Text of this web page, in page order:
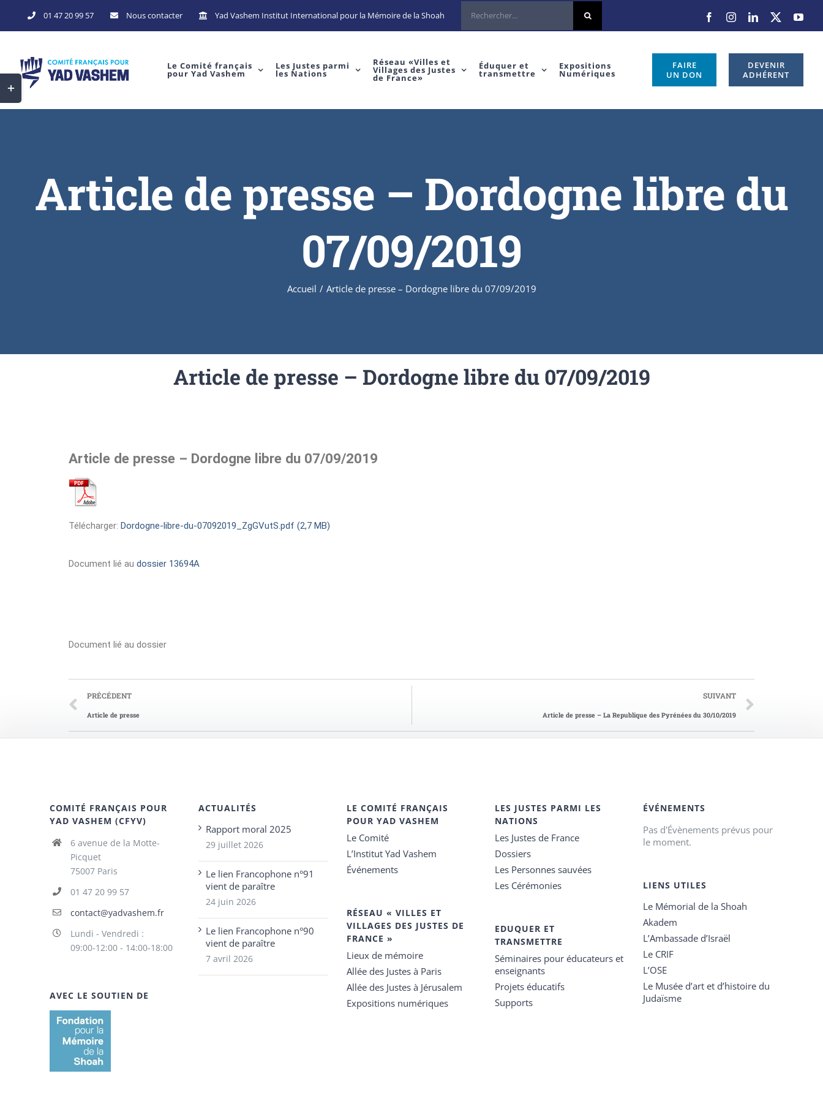
01 47 20 99 57 Nous contacter Yad Vashem Institut International pour la Mémoire de la Shoah
Le Comité français
pour Yad Vashem
Les Justes parmi
les Nations
Réseau «Villes et
Villages des Justes
de France»
Éduquer et
transmettre
Expositions
Numériques
FAIRE
UN DON
DEVENIR
ADHÉRENT
Article de presse – Dordogne libre du
07/09/2019
Accueil / Article de presse – Dordogne libre du 07/09/2019
Article de presse – Dordogne libre du 07/09/2019
Article de presse – Dordogne libre du 07/09/2019
Télécharger: Dordogne-libre-du-07092019_ZgGVutS.pdf (2,7 MB)
Document lié au dossier 13694A
Document lié au dossier
PRÉCÉDENT
Article de presse
SUIVANT
Article de presse – La Republique des Pyrénées du 30/10/2019
COMITÉ FRANÇAIS POUR
YAD VASHEM (CFYV)
6 avenue de la Motte-
Picquet
75007 Paris
01 47 20 99 57
contact@yadvashem.fr
Lundi - Vendredi :
09:00-12:00 - 14:00-18:00
AVEC LE SOUTIEN DE
ACTUALITÉS
Rapport moral 2025
29 juillet 2026
Le lien Francophone n°91
vient de paraître
24 juin 2026
Le lien Francophone n°90
vient de paraître
7 avril 2026
LE COMITÉ FRANÇAIS
POUR YAD VASHEM
Le Comité
L’Institut Yad Vashem
Événements
RÉSEAU « VILLES ET
VILLAGES DES JUSTES DE
FRANCE »
Lieux de mémoire
Allée des Justes à Paris
Allée des Justes à Jérusalem
Expositions numériques
LES JUSTES PARMI LES
NATIONS
Les Justes de France
Dossiers
Les Personnes sauvées
Les Cérémonies
EDUQUER ET
TRANSMETTRE
Séminaires pour éducateurs et
enseignants
Projets éducatifs
Supports
ÉVÉNEMENTS
Pas d'Évènements prévus pour
le moment.
LIENS UTILES
Le Mémorial de la Shoah
Akadem
L’Ambassade d’Israël
Le CRIF
L’OSE
Le Musée d’art et d’histoire du
Judaïsme